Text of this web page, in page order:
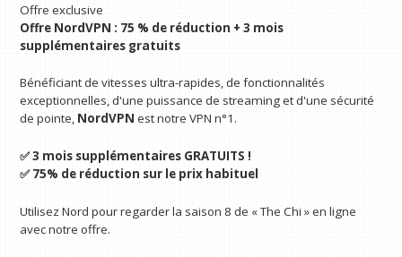
Offre exclusive
Offre NordVPN : 75 % de réduction + 3 mois
supplémentaires gratuits
Bénéficiant de vitesses ultra-rapides, de fonctionnalités
exceptionnelles, d'une puissance de streaming et d'une sécurité
de pointe, NordVPN est notre VPN n°1.
✅ 3 mois supplémentaires GRATUITS !
✅ 75% de réduction sur le prix habituel
Utilisez Nord pour regarder la saison 8 de « The Chi » en ligne
avec notre offre.